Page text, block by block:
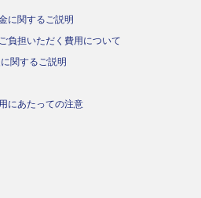
に関するご説明
負担いただく費用について
関するご説明
にあたっての注意